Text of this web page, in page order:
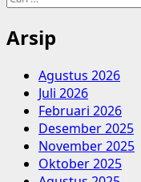
Arsip
Agustus 2026
Juli 2026
Februari 2026
Desember 2025
November 2025
Oktober 2025